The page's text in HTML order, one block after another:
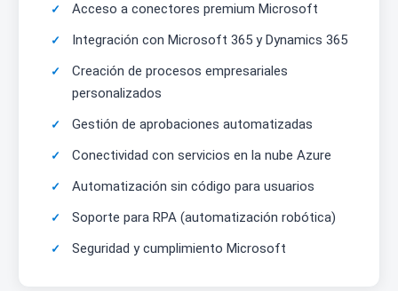
Acceso a conectores premium Microsoft
Integración con Microsoft 365 y Dynamics 365
Creación de procesos empresariales
personalizados
Gestión de aprobaciones automatizadas
Conectividad con servicios en la nube Azure
Automatización sin código para usuarios
Soporte para RPA (automatización robótica)
Seguridad y cumplimiento Microsoft